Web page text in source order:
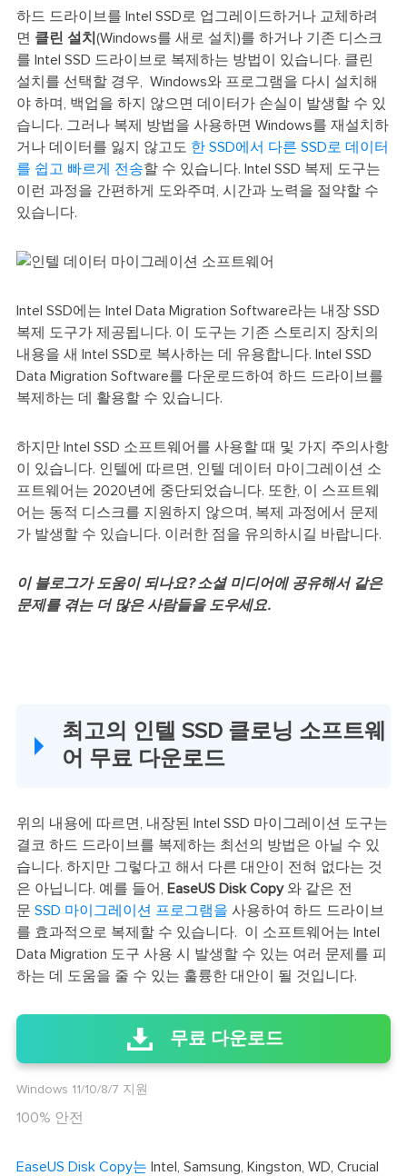
하드 드라이브를 Intel SSD로 업그레이드하거나 교체하려
면 클린 설치 (Windows를 새로 설치)를 하거나 기존 디스크
를 Intel SSD 드라이브로 복제하는 방법이 있습니다. 클린
설치를 선택할 경우, Windows와 프로그램을 다시 설치해
야 하며, 백업을 하지 않으면 데이터가 손실이 발생할 수 있
습니다. 그러나 복제 방법을 사용하면 Windows를 재설치하
거나 데이터를 잃지 않고도 한 SSD에서 다른 SSD로 데이터
를 쉽고 빠르게 전송할 수 있습니다. Intel SSD 복제 도구는
이런 과정을 간편하게 도와주며, 시간과 노력을 절약할 수
있습니다.
Intel SSD에는 Intel Data Migration Software라는 내장 SSD
복제 도구가 제공됩니다. 이 도구는 기존 스토리지 장치의
내용을 새 Intel SSD로 복사하는 데 유용합니다. Intel SSD
Data Migration Software를 다운로드하여 하드 드라이브를
복제하는 데 활용할 수 있습니다.
하지만 Intel SSD 소프트웨어를 사용할 때 및 가지 주의사항
이 있습니다. 인텔에 따르면, 인텔 데이터 마이그레이션 소
프트웨어는 2020년에 중단되었습니다. 또한, 이 스프트웨
어는 동적 디스크를 지원하지 않으며, 복제 과정에서 문제
가 발생할 수 있습니다. 이러한 점을 유의하시길 바랍니다.
이 블로그가 도움이 되나요? 소셜 미디어에 공유해서 같은
문제를 겪는 더 많은 사람들을 도우세요.
최고의 인텔 SSD 클로닝 소프트웨
어 무료 다운로드
위의 내용에 따르면, 내장된 Intel SSD 마이그레이션 도구는
결코 하드 드라이브를 복제하는 최선의 방법은 아닐 수 있
습니다. 하지만 그렇다고 해서 다른 대안이 전혀 없다는 것
은 아닙니다. 예를 들어,
EaseUS Disk Copy와 같은 전
문 SSD 마이그레이션 프로그램을 사용하여 하드 드라이브
를 효과적으로 복제할 수 있습니다. 이 소프트웨어는 Intel
Data Migration 도구 사용 시 발생할 수 있는 여러 문제를 피
하는 데 도움을 줄 수 있는 훌륭한 대안이 될 것입니다.
무료 다운로드
Windows 11/10/8/7 지원
100% 안전
EaseUS Disk Copy는 Intel, Samsung, Kingston, WD, Crucial